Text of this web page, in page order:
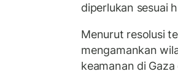
diperlukan sesuai
Menurut resolusi
mengamankan
keamanan di